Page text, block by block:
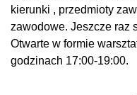
kierunki , przedmioty
zawodowe. Jeszcze raz
Otwarte w formie
godzinach 17:00-19:00.